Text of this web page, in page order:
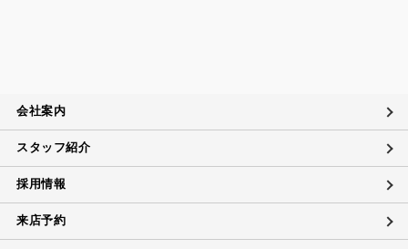
会社案内
スタッフ紹介
採用情報
来店予約